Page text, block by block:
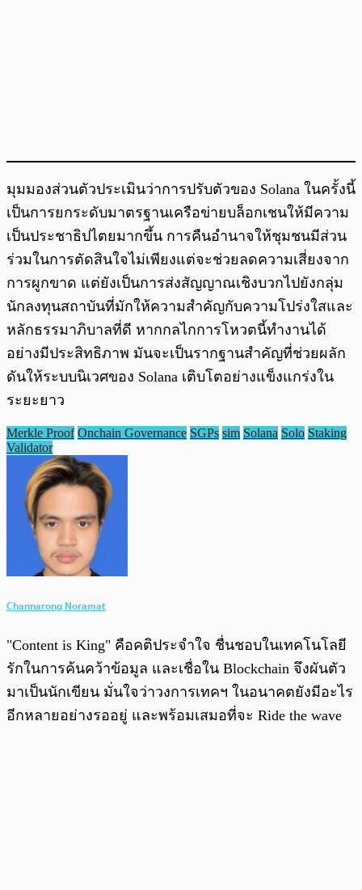
มุมมองส่วนตัวประเมินว่าการปรับตัวของ Solana ในครั้งนี้
เป็นการยกระดับมาตรฐานเครือข่ายบล็อกเชนให้มีความ
เป็นประชาธิปไตยมากขึ้น การคืนอำนาจให้ชุมชนมีส่วน
ร่วมในการตัดสินใจไม่เพียงแต่จะช่วยลดความเสี่ยงจาก
การผูกขาด แต่ยังเป็นการส่งสัญญาณเชิงบวกไปยังกลุ่ม
นักลงทุนสถาบันที่มักให้ความสำคัญกับความโปร่งใสและ
หลักธรรมาภิบาลที่ดี หากกลไกการโหวตนี้ทำงานได้
อย่างมีประสิทธิภาพ มันจะเป็นรากฐานสำคัญที่ช่วยผลัก
ดันให้ระบบนิเวศของ Solana เติบโตอย่างแข็งแกร่งใน
ระยะยาว
Merkle Proof Onchain Governance SGPs sim Solana Solo Staking
Validator
Channarong Noramat
"Content is King" คือคติประจำใจ ชื่นชอบในเทคโนโลยี
รักในการค้นคว้าข้อมูล และเชื่อใน Blockchain จึงผันตัว
มาเป็นนักเขียน มั่นใจว่าวงการเทคฯ ในอนาคตยังมีอะไร
อีกหลายอย่างรออยู่ และพร้อมเสมอที่จะ Ride the wave